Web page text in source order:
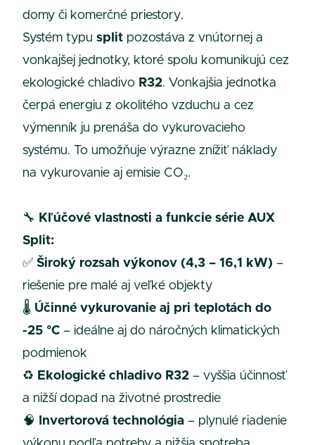
domy či komerčné priestory.
Systém typu split pozostáva z vnútornej a
vonkajšej jednotky, ktoré spolu komunikujú cez
ekologické chladivo R32. Vonkajšia jednotka
čerpá energiu z okolitého vzduchu a cez
výmenník ju prenáša do vykurovacieho
systému. To umožňuje výrazne znížiť náklady
na vykurovanie aj emisie CO₂.
🔧
Kľúčové vlastnosti a funkcie série AUX
Split:
✅ Široký rozsah výkonov (4,3 – 16,1 kW) –
riešenie pre malé aj veľké objekty
🌡️ Účinné vykurovanie aj pri teplotách do
-25 °C – ideálne aj do náročných klimatických
podmienok
♻️ Ekologické chladivo R32 – vyššia účinnosť
a nižší dopad na životné prostredie
🧠
Invertorová technológia – plynulé riadenie